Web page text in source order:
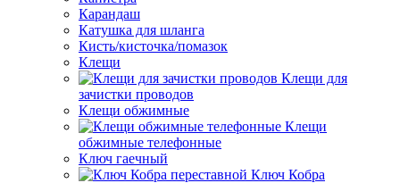
Карандаш
Катушка для шланга
Кисть/кисточка/помазок
Клещи
Клещи для
зачистки проводов
Клещи обжимные
Клещи
обжимные телефонные
Ключ гаечный
Ключ Кобра